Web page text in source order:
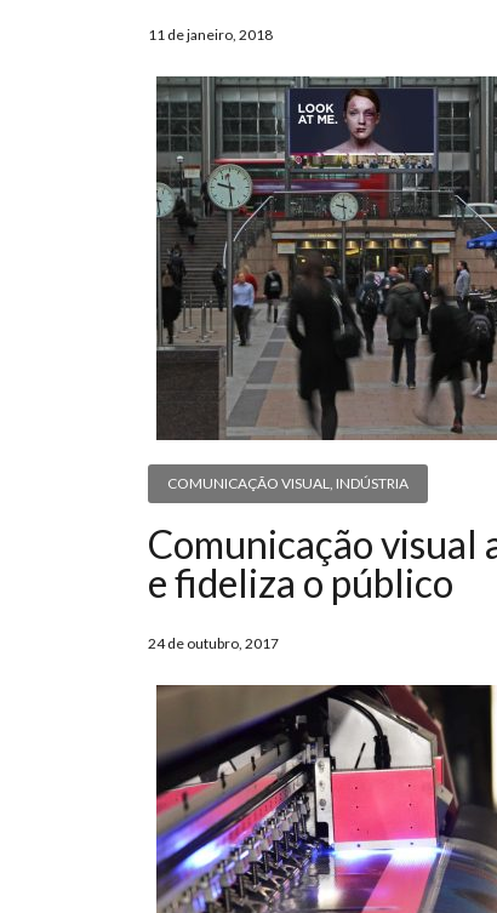
11 de janeiro, 2018
COMUNICAÇÃO VISUAL, INDÚSTRIA
Comunicação visual
e fideliza o público
24 de outubro, 2017